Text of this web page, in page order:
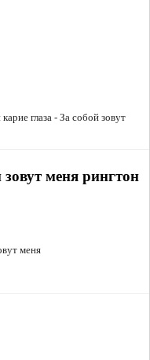
глаза - За собой зовут
меня рингтон
меня